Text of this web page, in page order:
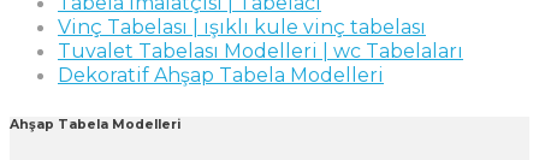
Vinç Tabelası | ışıklı kule vinç tabelası
Tuvalet Tabelası Modelleri | wc Tabelaları
Dekoratif Ahşap Tabela Modelleri
Ahşap Tabela Modelleri